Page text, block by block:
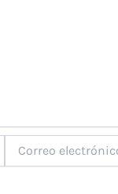
electrónico